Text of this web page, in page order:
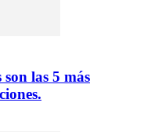
las 5 más